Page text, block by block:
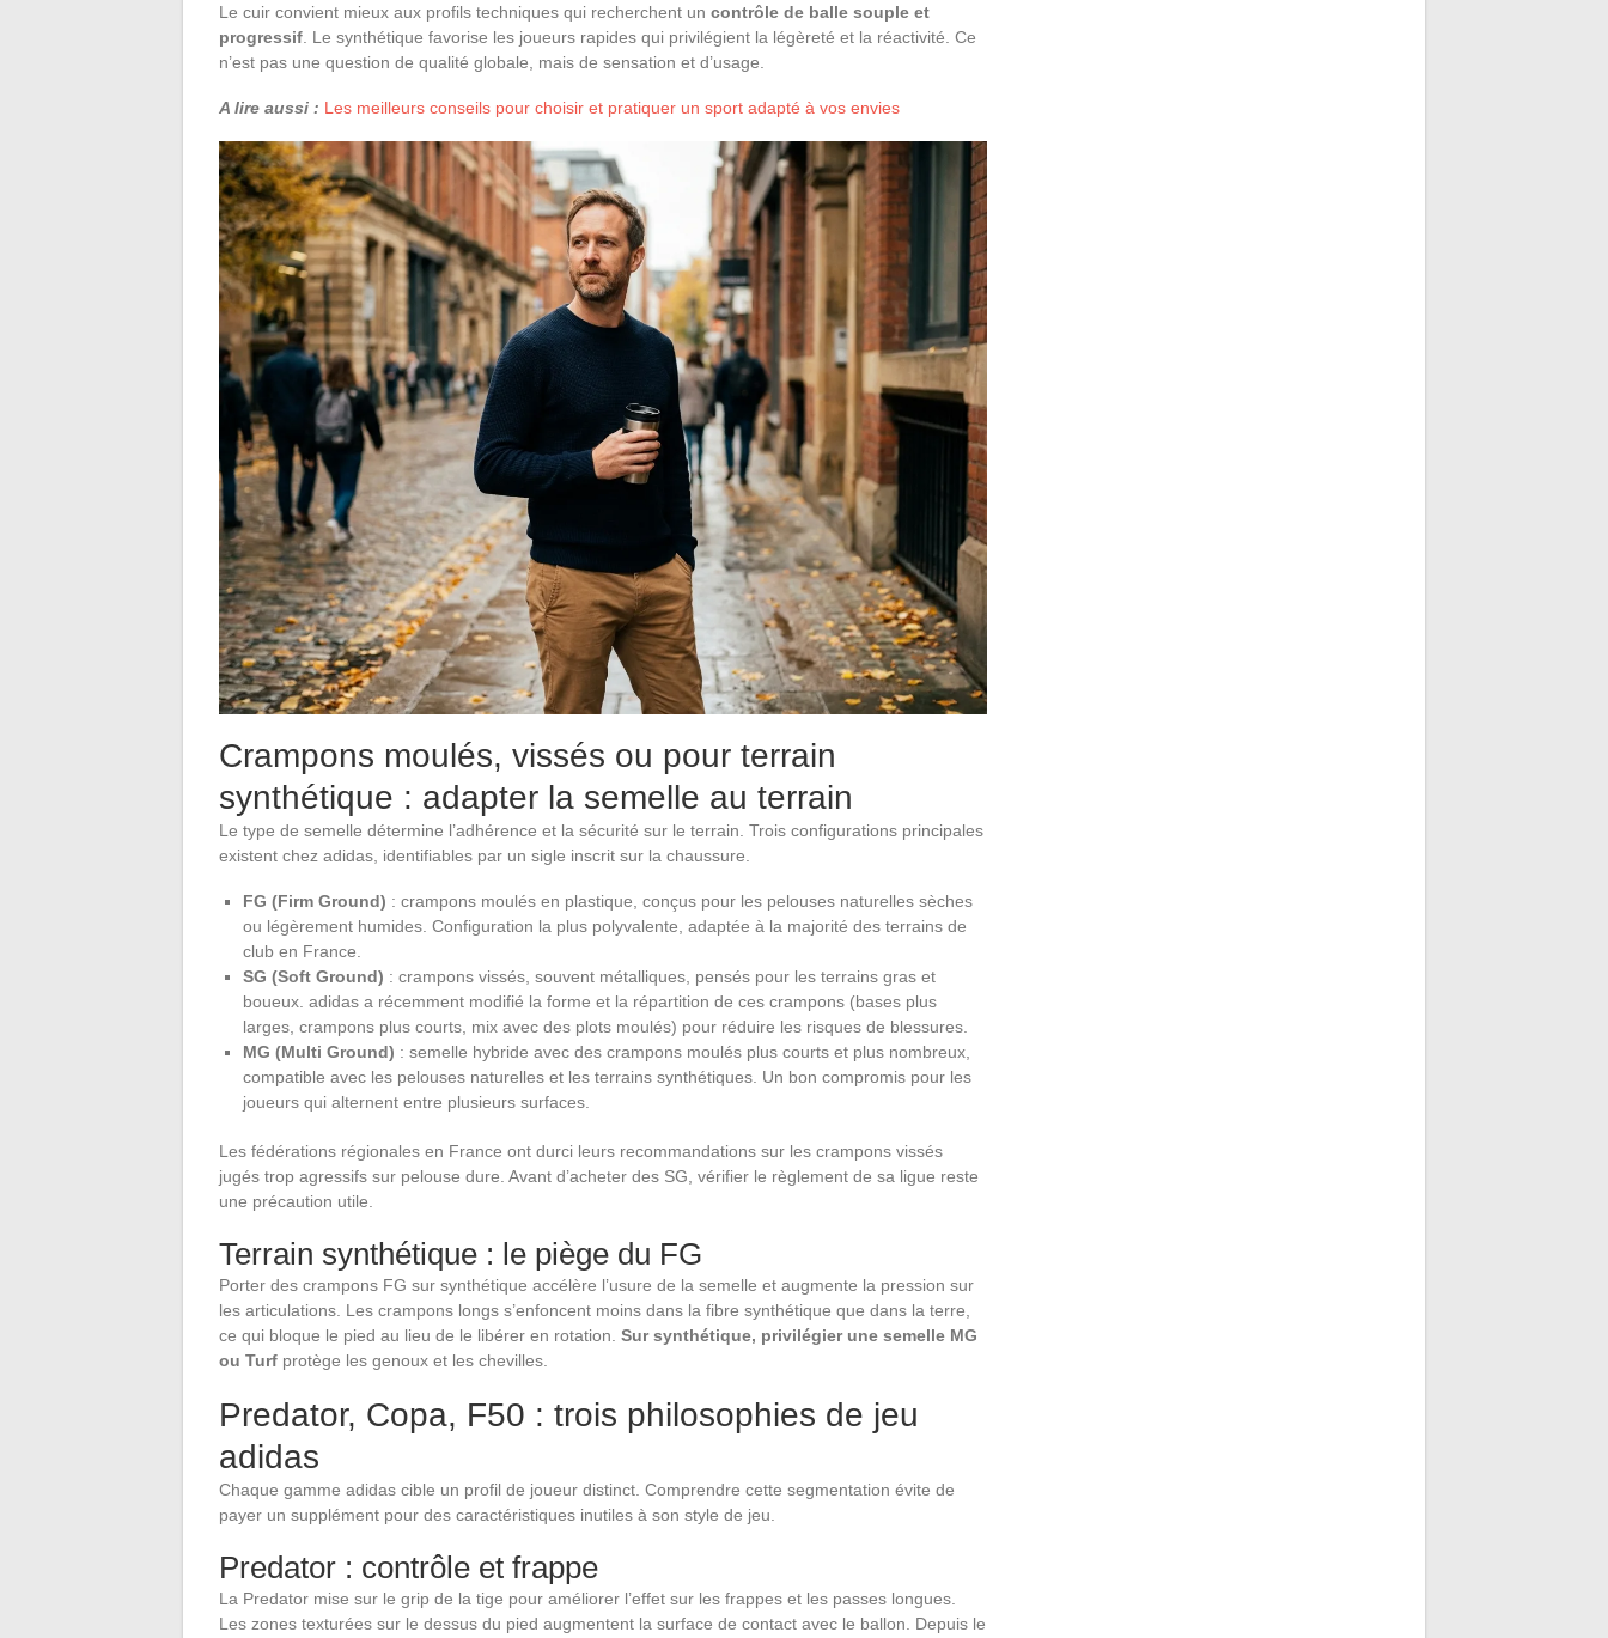
Le cuir convient mieux aux profils techniques qui recherchent un contrôle de balle souple et
progressif . Le synthétique favorise les joueurs rapides qui privilégient la légèreté et la réactivité. Ce
n’est pas une question de qualité globale, mais de sensation et d’usage.
A lire aussi : Les meilleurs conseils pour choisir et pratiquer un sport adapté à vos envies
Crampons moulés, vissés ou pour terrain
synthétique : adapter la semelle au terrain
Le type de semelle détermine l’adhérence et la sécurité sur le terrain. Trois configurations principales
existent chez adidas, identifiables par un sigle inscrit sur la chaussure.
FG (Firm Ground) : crampons moulés en plastique, conçus pour les pelouses naturelles sèches
ou légèrement humides. Configuration la plus polyvalente, adaptée à la majorité des terrains de
club en France.
SG (Soft Ground) : crampons vissés, souvent métalliques, pensés pour les terrains gras et
boueux. adidas a récemment modifié la forme et la répartition de ces crampons (bases plus
larges, crampons plus courts, mix avec des plots moulés) pour réduire les risques de blessures.
MG (Multi Ground) : semelle hybride avec des crampons moulés plus courts et plus nombreux,
compatible avec les pelouses naturelles et les terrains synthétiques. Un bon compromis pour les
joueurs qui alternent entre plusieurs surfaces.
Les fédérations régionales en France ont durci leurs recommandations sur les crampons vissés
jugés trop agressifs sur pelouse dure. Avant d’acheter des SG, vérifier le règlement de sa ligue reste
une précaution utile.
Terrain synthétique : le piège du FG
Porter des crampons FG sur synthétique accélère l’usure de la semelle et augmente la pression sur
les articulations. Les crampons longs s’enfoncent moins dans la fibre synthétique que dans la terre,
ce qui bloque le pied au lieu de le libérer en rotation. Sur synthétique, privilégier une semelle MG
ou Turf protège les genoux et les chevilles.
Predator, Copa, F50 : trois philosophies de jeu
adidas
Chaque gamme adidas cible un profil de joueur distinct. Comprendre cette segmentation évite de
payer un supplément pour des caractéristiques inutiles à son style de jeu.
Predator : contrôle et frappe
La Predator mise sur le grip de la tige pour améliorer l’effet sur les frappes et les passes longues.
Les zones texturées sur le dessus du pied augmentent la surface de contact avec le ballon. Depuis le